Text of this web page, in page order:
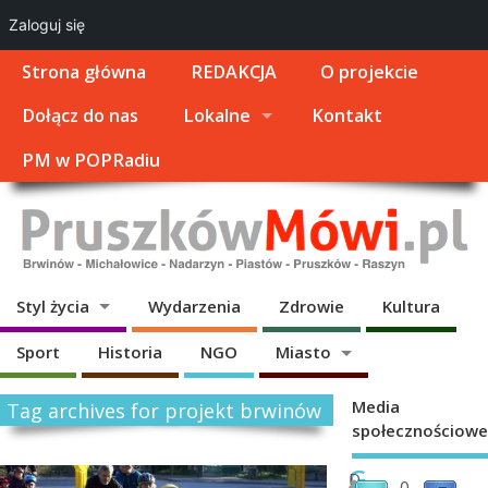
Strona główna REDAKCJA
O projekcie
Dołącz do nas
Lokalne
Kontakt
PM w POPRadiu
Styl życia Wydarzenia Zdrowie Kultura
Sport Historia NGO Miasto
Tag archives for projekt brwinów
G
D
Media
społecznościowe
Zaloguj się